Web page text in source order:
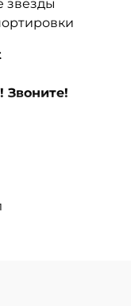
звезды
Звоните!